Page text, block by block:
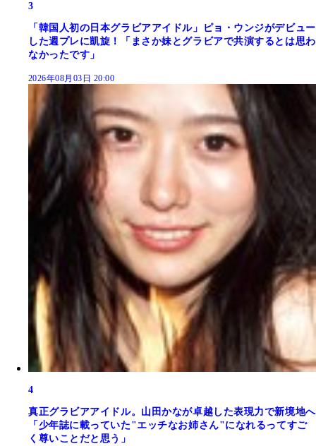
3
「韓国人初の日本グラビアアイドル」ピョ・ウンジがデビュー
した週プレに凱旋！「まさか妹とグラビアで共演するとは思わ
なかったです」
2026年08月03日 20:00
4
真正グラビアアイドル。山田かなが卓越した表現力で新境地へ
「少年誌に載っていた"エッチなお姉さん"になれるってすご
く尊いことだと思う」